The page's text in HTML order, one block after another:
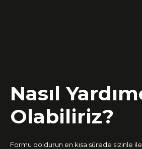
Nasıl
Olabiliriz?
Formu doldurun en kısa sürede sizinle